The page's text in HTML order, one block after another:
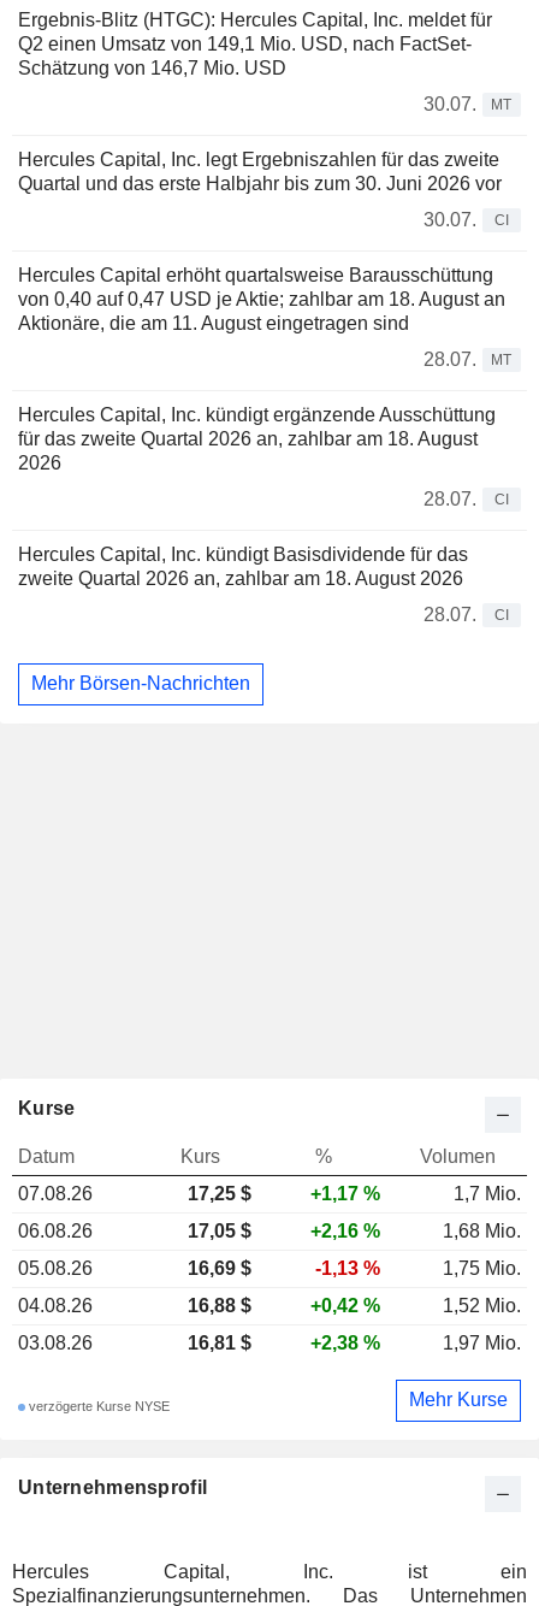
Ergebnis-Blitz (HTGC): Hercules Capital, Inc. meldet für
Q2 einen Umsatz von 149,1 Mio. USD, nach FactSet-
Schätzung von 146,7 Mio. USD
30.07.
MT
Hercules Capital, Inc. legt Ergebniszahlen für das zweite
Quartal und das erste Halbjahr bis zum 30. Juni 2026 vor
30.07.
CI
Hercules Capital erhöht quartalsweise Barausschüttung
von 0,40 auf 0,47 USD je Aktie; zahlbar am 18. August an
Aktionäre, die am 11. August eingetragen sind
28.07.
MT
Hercules Capital, Inc. kündigt ergänzende Ausschüttung
für das zweite Quartal 2026 an, zahlbar am 18. August
2026
28.07.
CI
Hercules Capital, Inc. kündigt Basisdividende für das
zweite Quartal 2026 an, zahlbar am 18. August 2026
28.07.
CI
Mehr Börsen-Nachrichten
Unternehmensprofil
Hercules Capital, Inc. ist ein
Spezialfinanzierungsunternehmen. Das Unternehmen
Kurse
Datum Kurs %
Volumen
07.08.26
17,25 $ +1,17 %
1,7 Mio.
06.08.26
17,05 $ +2,16 %
1,68 Mio.
05.08.26
16,69 $ -1,13 %
1,75 Mio.
04.08.26
16,88 $ +0,42 %
1,52 Mio.
03.08.26
16,81 $ +2,38 % 1,97 Mio.
verzögerte Kurse NYSE Mehr Kurse